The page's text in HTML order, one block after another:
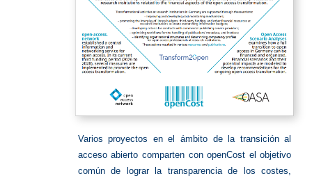
Varios proyectos en el ámbito de la transición al
acceso abierto comparten con openCost el objetivo
común de lograr la transparencia de los costes,